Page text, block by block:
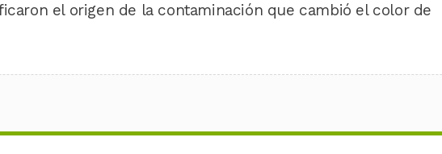
el origen de la contaminación que cambió el color de